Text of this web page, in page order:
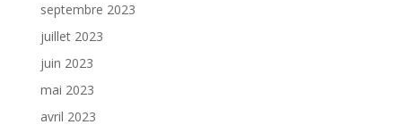
septembre 2023
juillet 2023
juin 2023
mai 2023
avril 2023